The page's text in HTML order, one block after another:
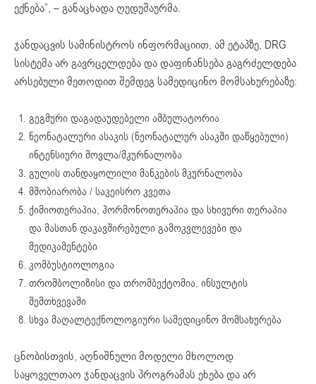
ექნება”, – განაცხადა ღუდუშაურმა.
ჯანდაცვის სამინისტროს ინფორმაციით, ამ ეტაპზე, DRG
სისტემა არ გავრცელდება და დაფინანსება გაგრძელდება
არსებული მეთოდით შემდეგ სამედიცინო მომსახურებაზე:
გეგმური დაგადაუდებელი ამბულატორია
ნეონატალური ასაკის (ნეონატალურ ასაკში დაწყებული)
ინტენსიური მოვლა/მკურნალობა
გულის თანდაყოლილი მანკების მკურნალობა
მშობიარობა / საკეისრო კვეთა
ქიმიოთერაპია, ჰორმონოთერაპია და სხივური თერაპია
და მასთან დაკავშირებული გამოკვლევები და
მედიკამენტები
კომბუსტიოლოგია
თრომბოლიზისი და თრომბექტომია, ინსულტის
შემთხვევაში
სხვა მაღალტექნოლოგიური სამედიცინო მომსახურება
ცნობისთვის, აღნიშნული მოდელი მხოლოდ
საყოველთაო ჯანდაცვის პროგრამას ეხება და არ